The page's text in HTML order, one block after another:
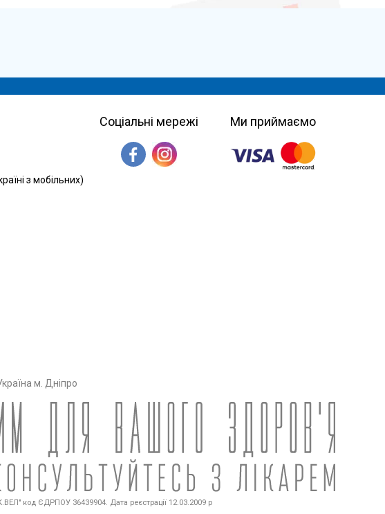
з мобільних)
Соціальні мережі Ми приймаємо
м. Дніпро
код ЄДРПОУ 36439904. Дата реєстрації 12.03.2009 р